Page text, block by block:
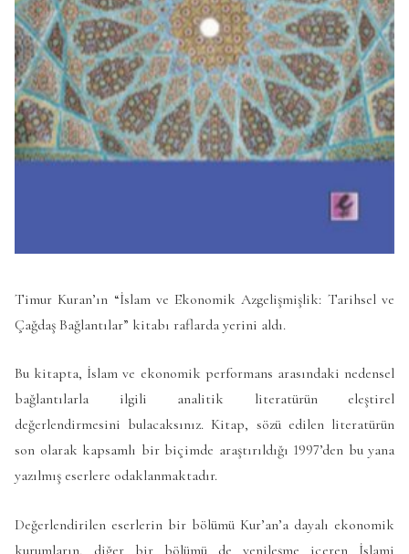
Timur Kuran’ın “İslam ve Ekonomik Azgelişmişlik: Tarihsel ve
Çağdaş Bağlantılar” kitabı raflarda yerini aldı.
Bu kitapta, İslam ve ekonomik performans arasındaki nedensel
bağlantılarla ilgili analitik literatürün eleştirel
değerlendirmesini bulacaksınız. Kitap, sözü edilen literatürün
son olarak kapsamlı bir biçimde araştırıldığı 1997’den bu yana
yazılmış eserlere odaklanmaktadır.
Değerlendirilen eserlerin bir bölümü Kur’an’a dayalı ekonomik